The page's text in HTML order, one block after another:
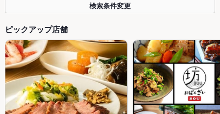
検索条件変更
ピックアップ店舗